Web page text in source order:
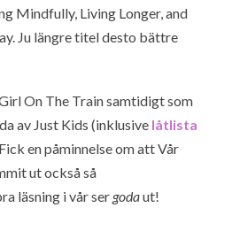
Mindfully, Living Longer, and
Ju längre titel desto bättre
On The Train samtidigt som
av Just Kids (inklusive låtlista
en påminnelse om att Vår
ut också så
läsning i vår ser godaut!